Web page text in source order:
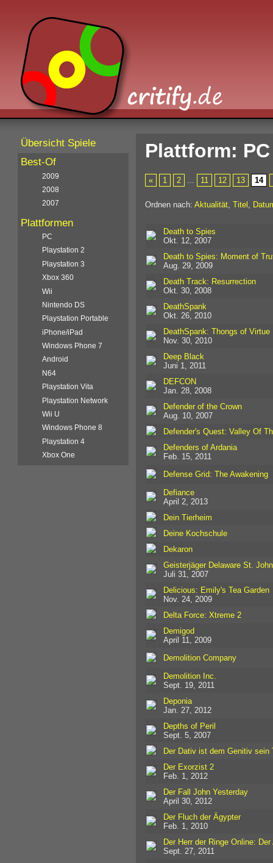
Plattform: PC
« 1 2 11 12 13 14
Ordnen nach: Aktualität, Titel
Death to Spies
Okt. 12, 2007
Death to Spies: Moment of
Aug. 29, 2009
Death Track: Resurrection
Okt. 30, 2008
DeathSpank
Okt. 26, 2010
DeathSpank: Thongs of Virtue
Nov. 30, 2010
Deep Black
Juni 1, 2011
DEFCON
Jan. 28, 2008
Defender of the Crown
Aug. 10, 2007
Defender's Quest: Valley Of
Defenders of Ardania
Feb. 15, 2011
Defense Grid: The Awakening
Defiance
April 2, 2013
Dein Tierheim
Deine Kochschule
Dekaron
Geisterjäger Delaware St.
Juli 31, 2007
Delicious: Emily's Tea Garden
Nov. 24, 2009
Delta Force: Xtreme 2
Demigod
April 11, 2009
Demolition Company
Demolition Inc.
Sept. 19, 2011
Deponia
Jan. 27, 2012
Depths of Peril
Sept. 5, 2007
Der Dativ ist dem Genitiv sein
Der Exorzist 2
Feb. 1, 2012
Der Fall John Yesterday
April 30, 2012
Der Fluch der Ägypter
Feb. 1, 2010
Der Herr der Ringe Online:
Sept. 27, 2011
Übersicht Spiele
Best-Of
2009
2008
2007
Plattformen
PC
Playstation 2
Playstation 3
Xbox 360
Wii
Nintendo DS
Playstation Portable
iPhone/iPad
Windows Phone 7
Android
N64
Playstation Vita
Playstation Network
Wii U
Windows Phone 8
Playstation 4
Xbox One